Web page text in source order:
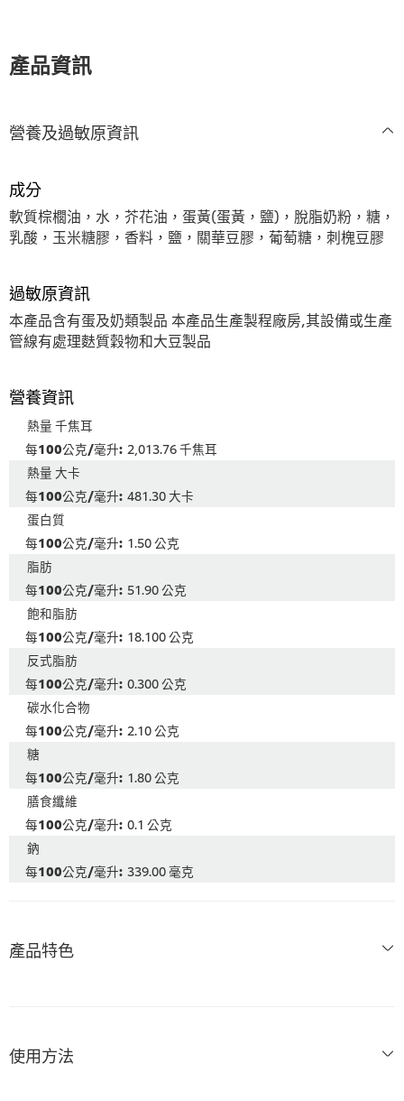
產品資訊
營養及過敏原資訊
成分
軟質棕櫚油，水，芥花油，蛋黃(蛋黃，鹽)，脫脂奶粉，糖，
乳酸，玉米糖膠，香料，鹽，關華豆膠，葡萄糖，刺槐豆膠
過敏原資訊
本產品含有蛋及奶類製品 本產品生產製程廠房,其設備或生產
管線有處理麩質穀物和大豆製品
營養資訊
熱量 千焦耳
2,013.76 千焦耳
熱量 大卡
481.30 大卡
蛋白質
1.50 公克
脂肪
51.90 公克
飽和脂肪
18.100 公克
反式脂肪
0.300 公克
碳水化合物
2.10 公克
糖
1.80 公克
膳食纖維
0.1 公克
鈉
339.00 毫克
產品特色
使用方法